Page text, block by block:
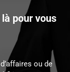
pour vous
ou de